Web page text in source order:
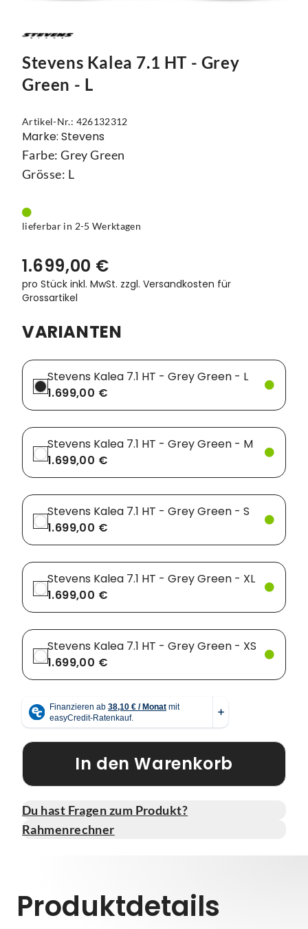
Mützen
Reflex-Produkte
Regenbekleidung
Schuhe
Socken
Streetwear
Westen
Touring
Urban
Kettenblätter
Kurbelgarnituren
Laufräder
Lenker
Naben
Pedale
Ständer
Steuersätze
Vorbauten
Zahnkränze
Flaschen
Flaschenhalter
Gepäckträger
Kettenschutz
Kindersitze
Klingeln & Hupen
Schutzbleche
Single Speed
Smartphonehalter
Taschen
Trainingsrollen
Wandhalterung
Stevens Kalea 7.1 HT - Grey
Green - L
Artikel-Nr.: 426132312
Marke: Stevens
Farbe: Grey Green
Grösse: L
lieferbar in 2-5 Werktagen
1.699,00 €
pro Stück inkl. MwSt. zzgl. Versandkosten für
Grossartikel
VARIANTEN
Stevens Kalea 7.1 HT - Grey Green - L
1.699,00 €
Stevens Kalea 7.1 HT - Grey Green - M
1.699,00 €
Stevens Kalea 7.1 HT - Grey Green - S
1.699,00 €
Stevens Kalea 7.1 HT - Grey Green - XL
1.699,00 €
Stevens Kalea 7.1 HT - Grey Green - XS
1.699,00 €
In den Warenkorb
Du hast Fragen zum Produkt?
Rahmenrechner
Produktdetails